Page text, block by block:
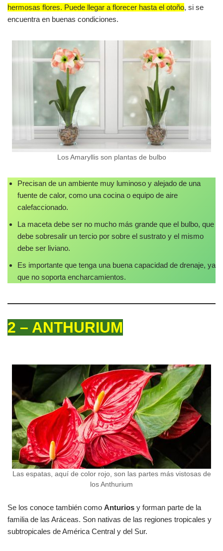
hermosas flores. Puede llegar a florecer hasta el otoño, si se
encuentra en buenas condiciones.
Los Amaryllis son plantas de bulbo
Precisan de un ambiente muy luminoso y alejado de una
fuente de calor, como una cocina o equipo de aire
calefaccionado.
La maceta debe ser no mucho más grande que el bulbo, que
debe sobresalir un tercio por sobre el sustrato y el mismo
debe ser liviano.
Es importante que tenga una buena capacidad de drenaje, ya
que no soporta encharcamientos.
2 – ANTHURIUM
Las espatas, aquí de color rojo, son las partes más vistosas de
los Anthurium
Se los conoce también como Anturios y forman parte de la
familia de las Aráceas. Son nativas de las regiones tropicales y
subtropicales de América Central y del Sur.